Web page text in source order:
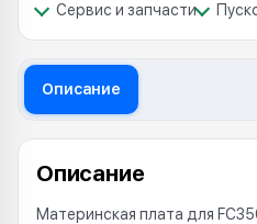
Сервис и запчасти
Описание
Описание
Материнская плата для